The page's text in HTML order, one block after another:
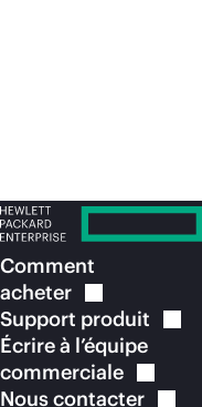
Comment
acheter
Support produit
Écrire à l’équipe
commerciale
Nouscontacter